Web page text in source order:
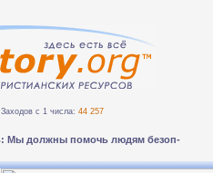
с 1 числа: 44 257
Мы должны помочь людям безопасно